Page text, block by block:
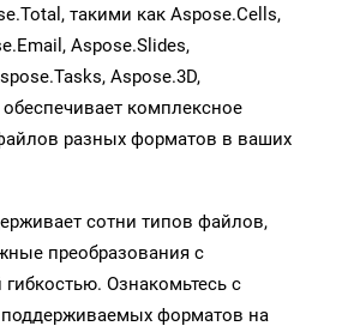
такими как Aspose.Cells,
Aspose.Slides,
Aspose.3D,
комплексное
разных форматов в ваших
сотни типов файлов,
преобразования с
Ознакомьтесь с
форматов на